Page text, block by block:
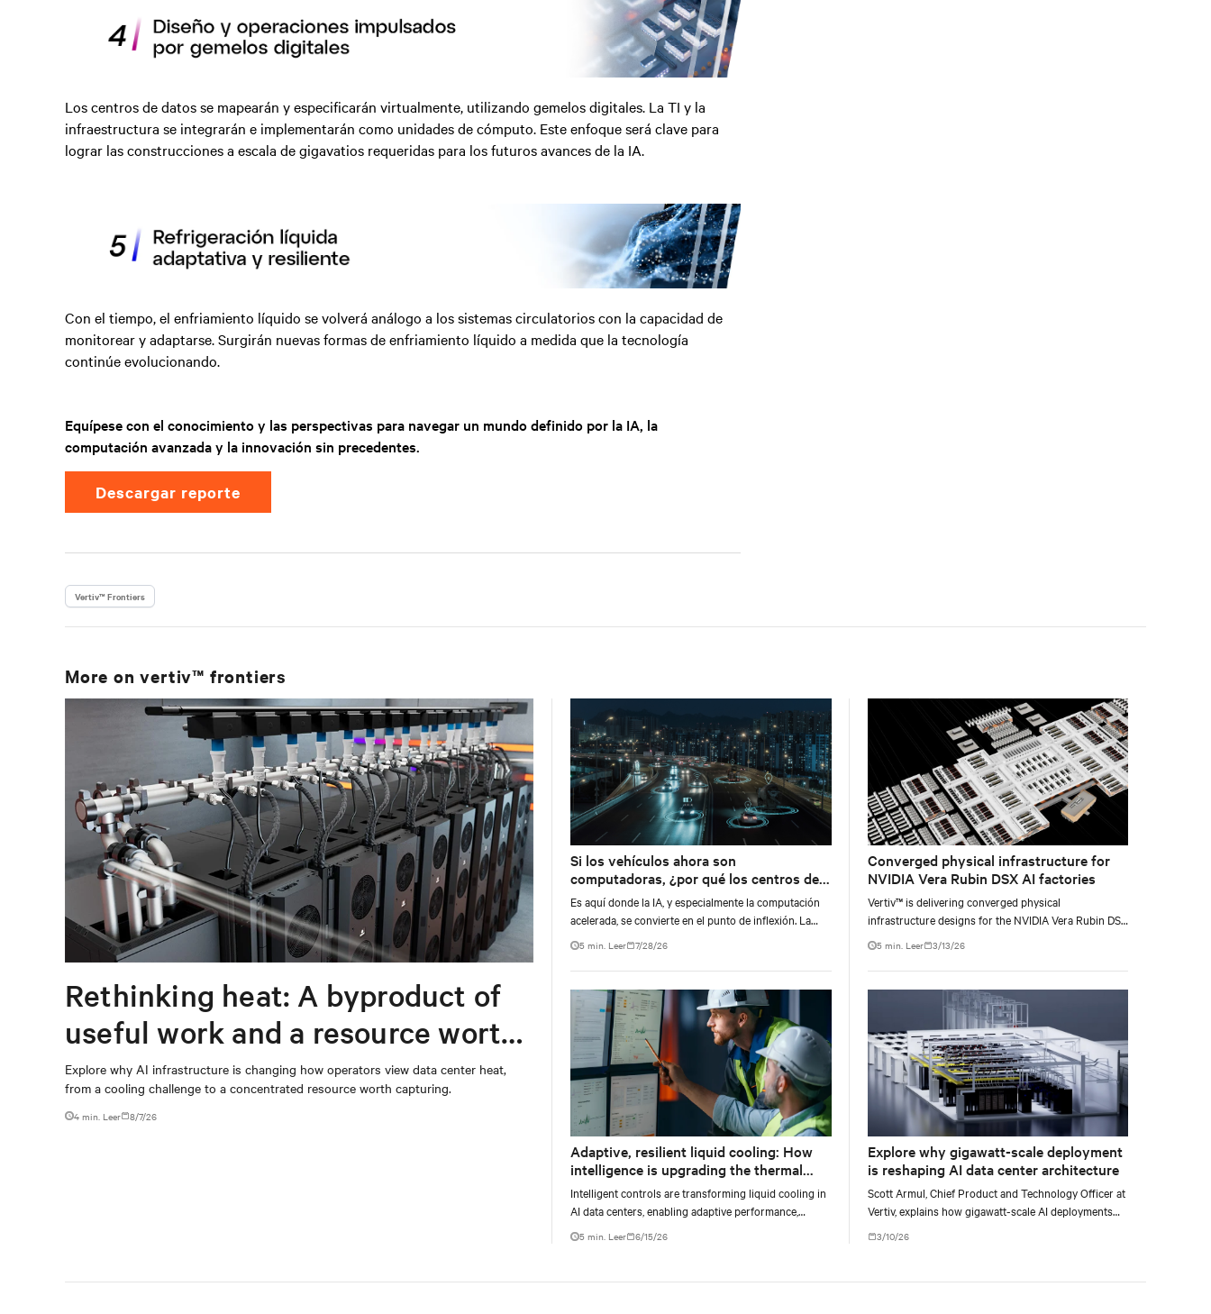
Los centros de datos se mapearán y especificarán virtualmente, utilizando gemelos digitales. La TI y la
infraestructura se integrarán e implementarán como unidades de cómputo. Este enfoque será clave para
lograr las construcciones a escala de gigavatios requeridas para los futuros avances de la IA.
Con el tiempo, el enfriamiento líquido se volverá análogo a los sistemas circulatorios con la capacidad de
monitorear y adaptarse. Surgirán nuevas formas de enfriamiento líquido a medida que la tecnología
continúe evolucionando.
Equípese con el conocimiento y las perspectivas para navegar un mundo definido por la IA, la
computación avanzada y la innovación sin precedentes.
descargar reporte
Vertiv™ Frontiers
More onvertiv™ frontiers
Rethinking heat: A byproduct of
useful work and a resource worth
capturing
Explore why AI infrastructure is changing how operators view data center heat,
from a cooling challenge to a concentrated resource worth capturing.
4 min. Leer 8/7/26
Si los vehículos ahora son
computadoras, ¿por qué los centros de
datos siguen siendo edificios?
Es aquí donde la IA, y especialmente la computación
acelerada, se convierte en el punto de inflexión. La
creciente densidad de las cargas de trabajo de IA,
5 min. Leer 7/28/26
Adaptive, resilient liquid cooling: How
intelligence is upgrading the thermal
chain
Intelligent controls are transforming liquid cooling in
AI data centers, enabling adaptive performance,
efficient heat rejection, and scalable, resilient thermal
management.
5 min. Leer 6/15/26
Converged physical infrastructure for
NVIDIA Vera Rubin DSX AI factories
Vertiv™ is delivering converged physical
infrastructure designs for the NVIDIA Vera Rubin DSX
AI factory reference design and the NVIDIA
5 min. Leer 3/13/26
Explore why gigawatt-scale deployment
is reshaping AI data center architecture
Scott Armul, Chief Product and Technology Officer at
Vertiv, explains how gigawatt-scale AI deployments
architecture.
3/10/26